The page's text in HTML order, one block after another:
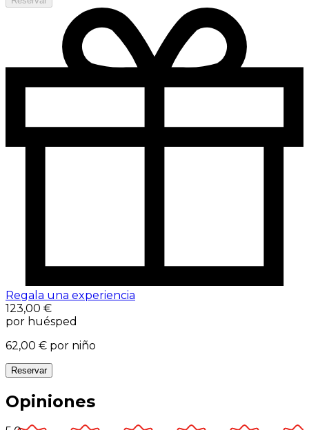
Regala una experiencia
123,00 €
por huésped
62,00 € por niño
Reservar
Opiniones